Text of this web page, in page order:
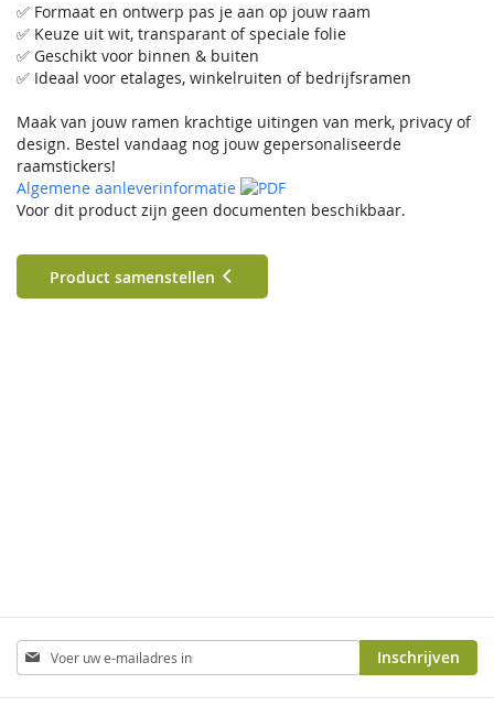
✅ Formaat en ontwerp pas je aan op jouw raam
✅ Keuze uit wit, transparant of speciale folie
✅ Geschikt voor binnen & buiten
✅ Ideaal voor etalages, winkelruiten of bedrijfsramen
Maak van jouw ramen krachtige uitingen van merk, privacy of
design. Bestel vandaag nog jouw gepersonaliseerde
raamstickers!
Algemene aanleverinformatie
Voor dit product zijn geen documenten beschikbaar.
Product samenstellen
Abonneer
u
op
Inschrijven